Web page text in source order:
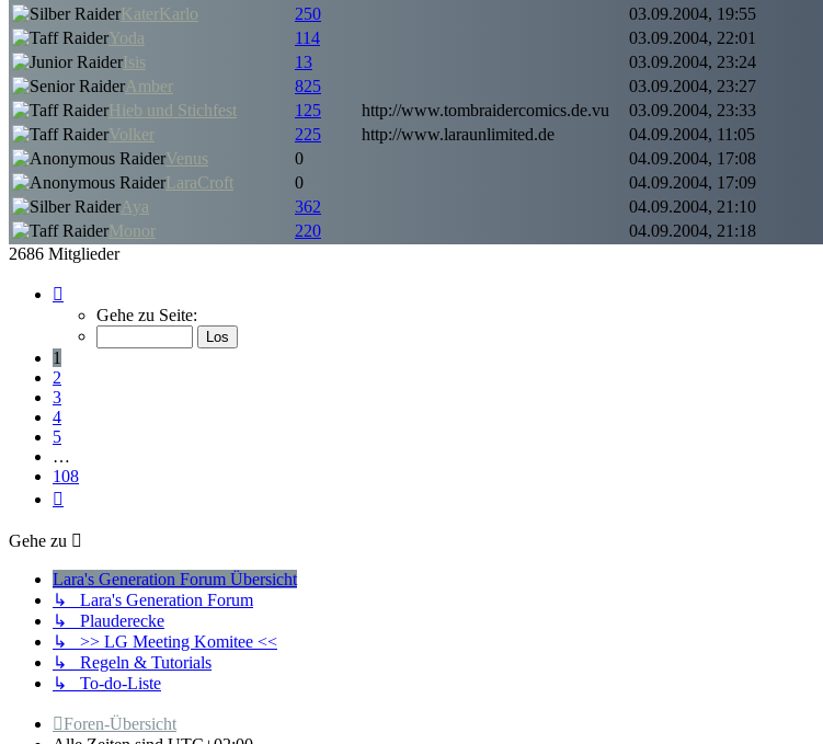
KaterKarlo
250
03.09.2004, 19:55
Yoda
114
03.09.2004, 22:01
Isis
13
03.09.2004, 23:24
Amber
825
03.09.2004, 23:27
Hieb und Stichfest
125 http://www.tombraidercomics.de.vu
03.09.2004, 23:33
Volker
225 http://www.laraunlimited.de
04.09.2004, 11:05
Venus
0
04.09.2004, 17:08
LaraCroft
0
04.09.2004, 17:09
Aya
362
04.09.2004, 21:10
Monor
220
04.09.2004, 21:18
2686 Mitglieder
von
Gehe zu Seite:
1
2
3
4
5
…
108
Gehe zu
Lara's Generation Forum Übersicht
↳ Lara's Generation Forum
↳ Plauderecke
↳ >> LG Meeting Komitee <<
↳ Regeln & Tutorials
↳ To-do-Liste
Foren-Übersicht